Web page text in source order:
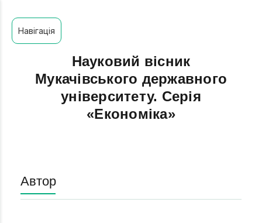
Навігація
Науковий вісник
Мукачівського державного
університету. Серія
«Економіка»
Автор